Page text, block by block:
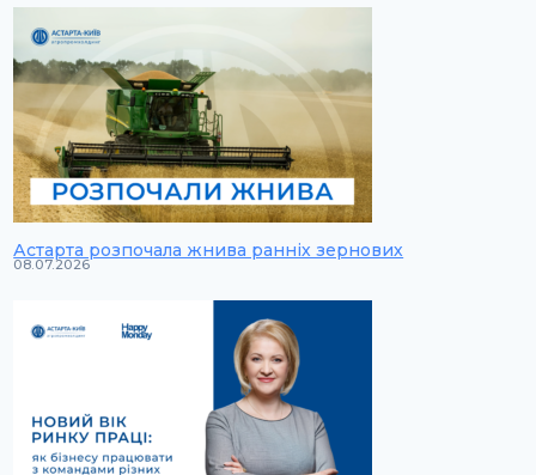
Астарта розпочала жнива ранніх зернових
08.07.2026